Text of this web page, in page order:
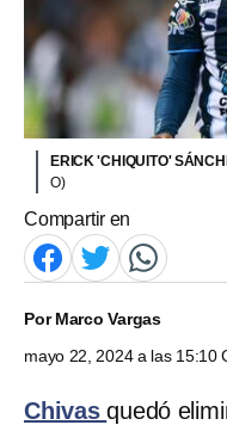
ERICK 'CHIQUITO'
O)
Compartir en
PorMarco Vargas
mayo 22, 2024 a las 15:10
Chivasquedó